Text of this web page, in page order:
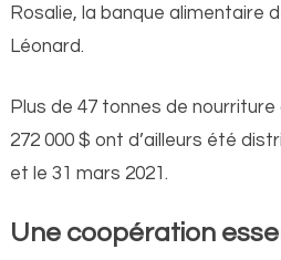
Rosalie, la banque alimentaire
Léonard.
Plus de 47 tonnes de nourriture
272 000 $ ont d’ailleurs été
et le 31 mars 2021.
Une coopération